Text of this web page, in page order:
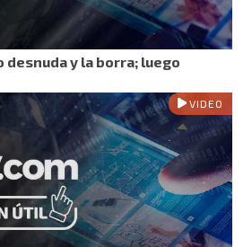
desnuda y la borra; luego
VIDEO